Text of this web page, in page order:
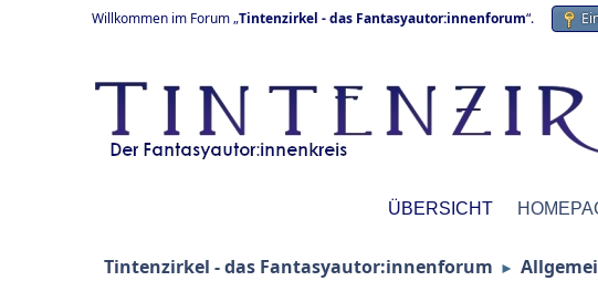
Willkommen im Forum „Tintenzirkel - das Fantasyautor:innenforum“.
ÜBERSICHT
Tintenzirkel - das Fantasyautor:innenforum ►